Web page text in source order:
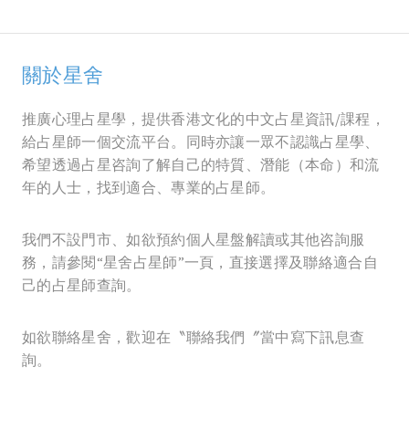
關於星舍
推廣心理占星學，提供香港文化的中文占星資訊/課程，
給占星師一個交流平台。同時亦讓一眾不認識占星學、
希望透過占星咨詢了解自己的特質、潛能（本命）和流
年的人士，找到適合、專業的占星師。
我們不設門市、如欲預約個人星盤解讀或其他咨詢服
務，請參閱“星舍占星師”一頁，直接選擇及聯絡適合自
己的占星師查詢。
如欲聯絡星舍，歡迎在〝聯絡我們〞當中寫下訊息查
詢。